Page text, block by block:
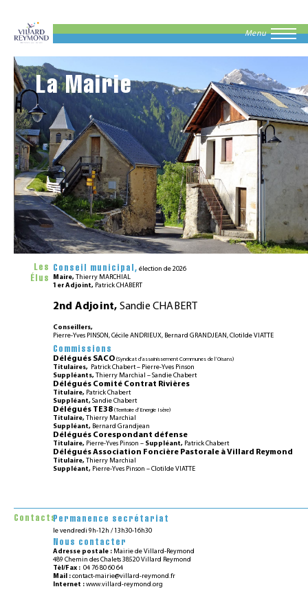
Menu
La Mairie
Les
Élus
Conseil municipal, élection de 2026
Maire,Thierry MARCHIAL
1er Adjoint, Patrick CHABERT
2nd Adjoint, Sandie CHABERT
Conseillers,
Pierre-Yves PINSON, Cécile ANDRIEUX, Bernard GRANDJEAN, Clotilde VIATTE
Commissions
Délégués SACO (Syndicat d’assainissement Communes de l’Oisans)
Titulaires, Patrick Chabert – Pierre-Yves Pinson
Suppléants,Thierry Marchial – Sandie Chabert
Délégués Comité Contrat Rivières
Titulaire, Patrick Chabert
Suppléant,Sandie Chabert
Délégués TE38 (Territoire d’Energie Isère)
Titulaire,Thierry Marchial
Suppléant, Bernard Grandjean
Délégués Corespondant défense
Titulaire, Pierre-Yves Pinson – Suppléant, Patrick Chabert
Délégués Association Foncière Pastorale à Villard Reymond
Titulaire,Thierry Marchial
Suppléant, Pierre-Yves Pinson – Clotilde VIATTE
ContactsPermanence secrétariat
le vendredi 9h-12h / 13h30-16h30
Nous contacter
Adresse postale : Mairie de Villard-Reymond
489 Chemin des Chalets 38520 Villard Reymond
Tèl/Fax : 04 76 80 60 64
Mail :contact-mairie@villard-reymond.fr
Internet :www.villard-reymond.org